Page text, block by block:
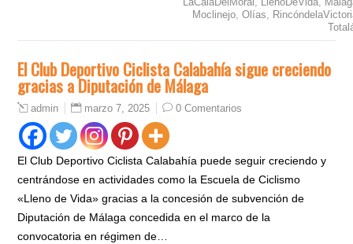
Moclinejo ,Olías
El Club Deportivo Ciclista Calabahía sigue creciendo
gracias a Diputación de Málaga
admin marzo 7, 2025 0 Comentarios
El Club Deportivo Ciclista Calabahía puede seguir creciendo y
centrándose en actividades como la Escuela de Ciclismo
«Lleno de Vida» gracias a la concesión de subvención de
Diputación de Málaga concedida en el marco de la
convocatoria en régimen de…